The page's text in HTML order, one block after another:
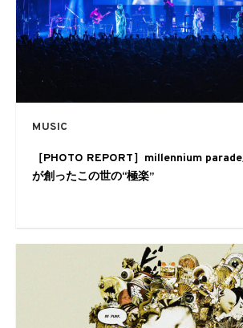
MUSIC
［PHOTO REPORT］millennium
が創ったこの世の“極楽”